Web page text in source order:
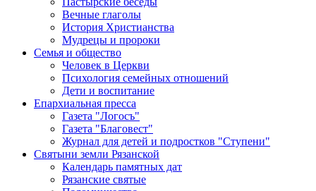
Вечные глаголы
История Христианства
Мудрецы и пророки
Семья и общество
Человек в Церкви
Психология семейных отношений
Дети и воспитание
Епархиальная пресса
Газета "Логосъ"
Газета "Благовест"
Журнал для детей и подростков "Ступени"
Святыни земли Рязанской
Календарь памятных дат
Рязанские святые